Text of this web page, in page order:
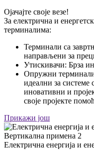
Ојачајте своје везе!
За електрична и
терминалима:
Терминали са
направљени за
Утискивачи: Брза
Опружни
идеални за
иновативни и
своје пројекте
Прикажи још
Вертикална примена 2
Електрична енергија и